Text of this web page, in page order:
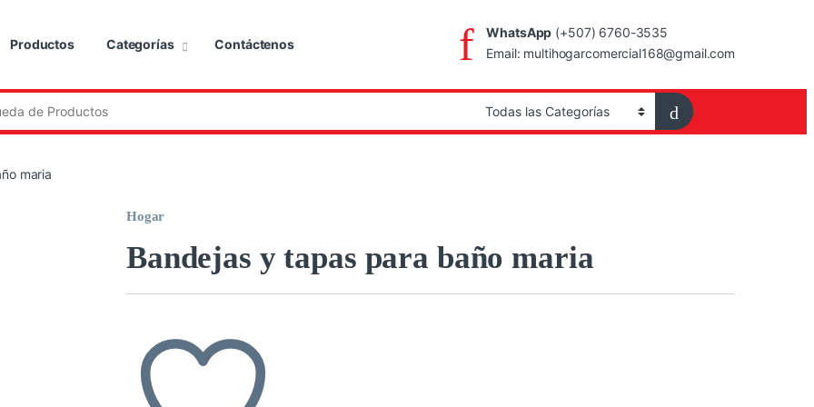
Productos Categorías Contáctenos
WhatsApp (+507) 6760-3535
Email: multihogarcomercial168@gmail.com
maria
Hogar
Bandejas y tapas para baño maria